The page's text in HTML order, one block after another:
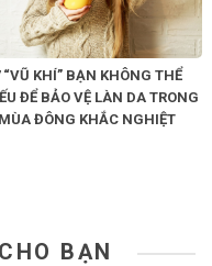
“VŨ KHÍ” BẠN KHÔNG THỂ
ĐỂ BẢO VỆ LÀN DA TRONG
MÙA ĐÔNG KHẮC NGHIỆT
BẠN